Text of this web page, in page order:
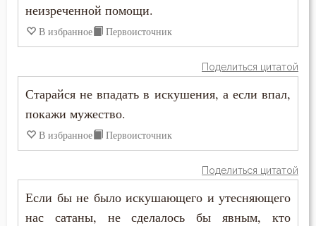
Высокомерие
Гордость
Грех
Деньги
Иосиф Оптинский (Литовкин)
Исаак Сирин Ниневийский
Исихий Иерусалимский
Лев Оптинский (Наголкин)
Макарий Оптинский (Иванов)
неизреченной помощи.
В избранное Первоисточник
Поделиться цитатой
Старайся не впадать в искушения, а если впал,
покажи мужество.
В избранное Первоисточник
Поделиться цитатой
Если бы не было искушающего и утесняющего
нас сатаны, не сделалось бы явным, кто